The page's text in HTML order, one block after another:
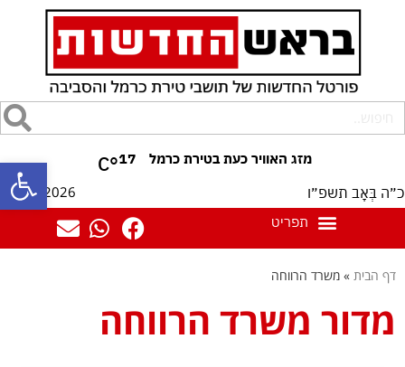
פתח 17
°C
כ״ה בְּאָב תשפ״ו 08/08/2026
דף הבית » משרד הרווחה
מדור משרד הרווחה